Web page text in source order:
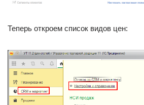
Теперь откроем список видов цен: